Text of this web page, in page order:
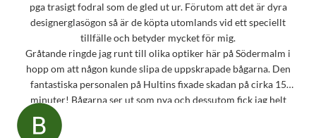
pga trasigt fodral som de gled ut ur. Förutom att det är dyra
designerglasögon så är de köpta utomlands vid ett speciellt
tillfälle och betyder mycket för mig.
Gråtande ringde jag runt till olika optiker här på Södermalm i
hopp om att någon kunde slipa de uppskrapade bågarna. Den
fantastiska personalen på Hultins fixade skadan på cirka 15
minuter! Bågarna ser ut som nya och dessutom fick jag helt
oväntat en underbar gåva – ett sprillans nytt fodral från samma
märke som mina solglasögon! Vilken fantastisk service! Kommer